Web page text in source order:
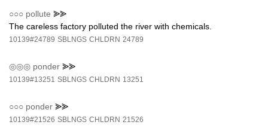
○○○ pollute ⪢⪢
The careless factory polluted the river with chemicals.
10139#24789 SBLNGS CHLDRN 24789
◎◎◎ ponder ⪢⪢
10139#13251 SBLNGS CHLDRN 13251
○○○ ponder ⪢⪢
10139#21526 SBLNGS CHLDRN 21526